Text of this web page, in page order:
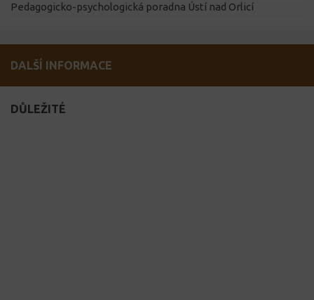
Pedagogicko-psychologická poradna Ústí nad Orlicí
DALŠÍ INFORMACE
DŮLEŽITÉ